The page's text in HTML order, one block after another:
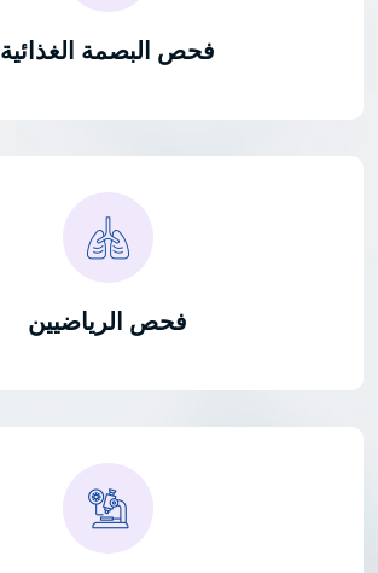
فحص البصمة الغذائية
فحص الرياضيين